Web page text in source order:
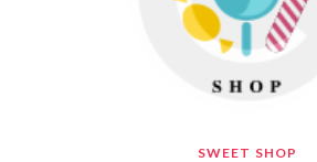
SWEET SHOP